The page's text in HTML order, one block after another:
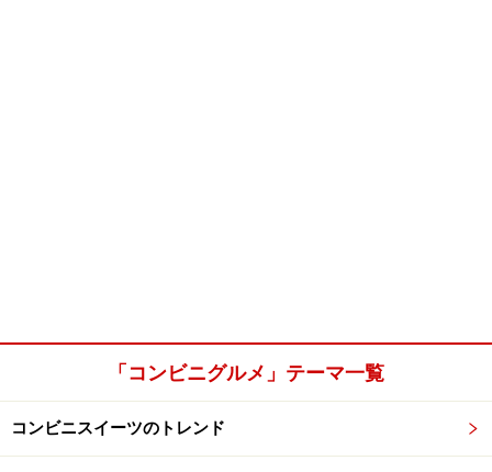
「コンビニグルメ」テーマ一覧
コンビニスイーツのトレンド